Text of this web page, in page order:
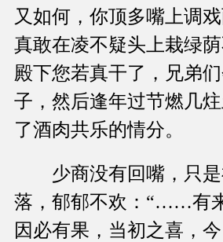
又如何，你顶多嘴上调
真敢在凌不疑头上栽绿
殿下您若真干了，兄弟
子，然后逢年过节燃几
了酒肉共乐的情分。
少商没有回嘴，只是
落，郁郁不欢：“……有
因必有果，当初之喜，